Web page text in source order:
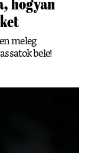
hogyan
meleg
bele!